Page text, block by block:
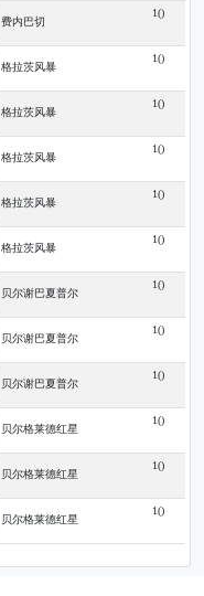
费内巴切
1()
格拉茨风暴
1()
格拉茨风暴
1()
格拉茨风暴
1()
格拉茨风暴
1()
格拉茨风暴
1()
贝尔谢巴夏普尔
1()
贝尔谢巴夏普尔
1()
贝尔谢巴夏普尔
1()
贝尔格莱德红星
1()
贝尔格莱德红星
1()
贝尔格莱德红星
1()